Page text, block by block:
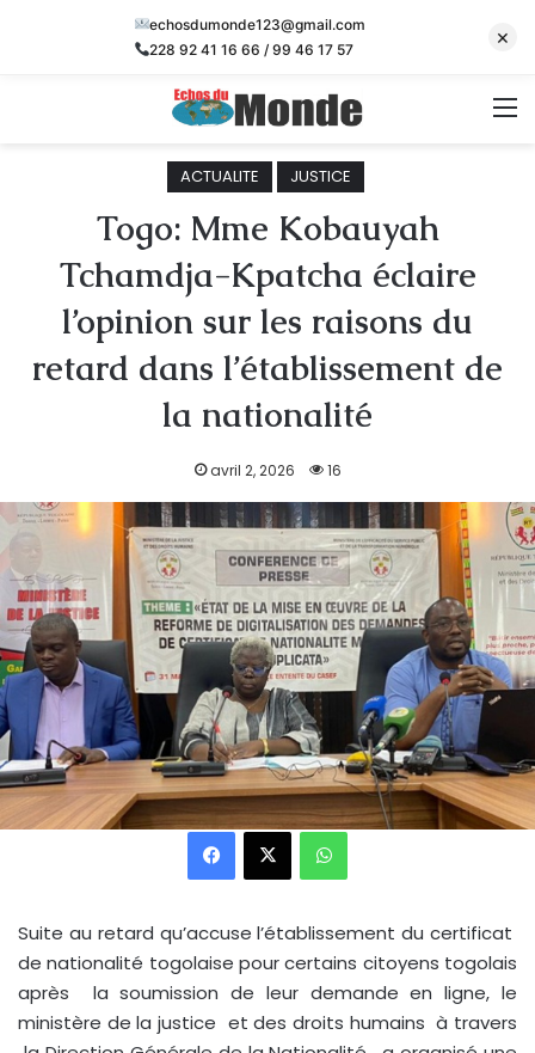
ACTUALITE JUSTICE
Togo: Mme Kobauyah
Tchamdja-Kpatcha éclaire
l’opinion sur les raisons du
retard dans l’établissement de
la nationalité
avril 2, 2026 16
Facebook X WhatsApp
Suite au retard qu’accuse l’établissement du certificat
de nationalité togolaise pour certains citoyens togolais
après la soumission de leur demande en ligne, le
ministère de la justice et des droits humains à travers
echosdumonde123@gmail.com
228 92 41 16 66 / 99 46 17 57
×